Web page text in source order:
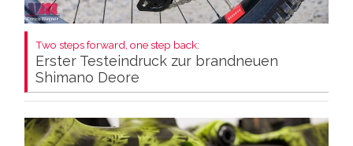
Two steps forward, one step back:
Erster Testeindruck zur brandneuen
Shimano Deore